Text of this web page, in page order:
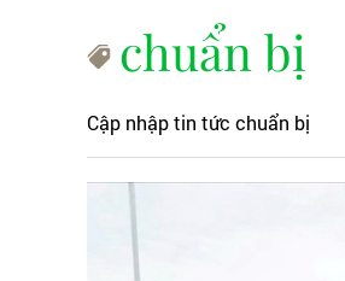
chuẩn bị
Cập nhập tin tức chuẩn bị